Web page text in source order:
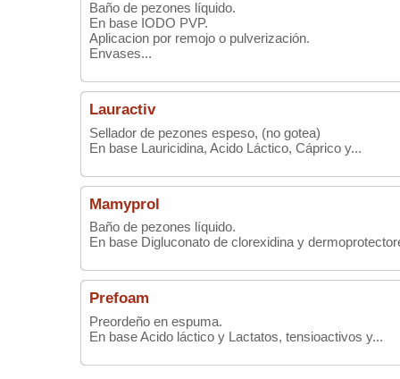
Baño de pezones líquido.
En base IODO PVP.
Aplicacion por remojo o pulverización.
Envases...
Lauractiv
Sellador de pezones espeso, (no gotea)
En base Lauricidina, Acido Láctico, Cáprico y...
Mamyprol
Baño de pezones líquido.
En base Digluconato de clorexidina y
Prefoam
Preordeño en espuma.
En base Acido láctico y Lactatos, tensioactivos y...